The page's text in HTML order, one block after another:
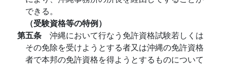
できる。
（受験資格等の特例）
第五条 沖縄において行なう免許資格試験若しくは
その免除を受けようとする者又は沖縄の免許資格
者で本邦の免許資格を得ようとするものについて